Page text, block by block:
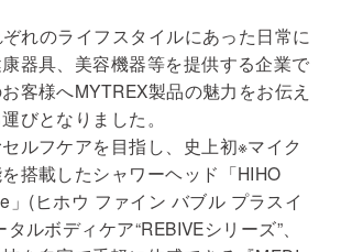
れのライフスタイルにあった日常に
器具、美容機器等を提供する企業で
客様へMYTREX製品の魅力をお伝え
びとなりました。
ルフケアを目指し、史上初※マイク
搭載したシャワーヘッド「HIHO
」(ヒホウ ファイン バブル プラスイ
ルボディケア“REBIVEシリーズ”、